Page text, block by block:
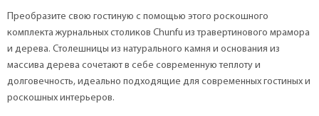
Преобразите свою гостиную с помощью этого роскошного
комплекта журнальных столиков Chunfu из травертинового мрамора
и дерева. Столешницы из натурального камня и основания из
массива дерева сочетают в себе современную теплоту и
долговечность, идеально подходящие для современных гостиных и
роскошных интерьеров.